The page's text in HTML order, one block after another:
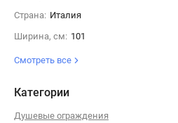
Страна: Италия
Ширина, см: 101
Смотреть все
Категории
Душевые ограждения